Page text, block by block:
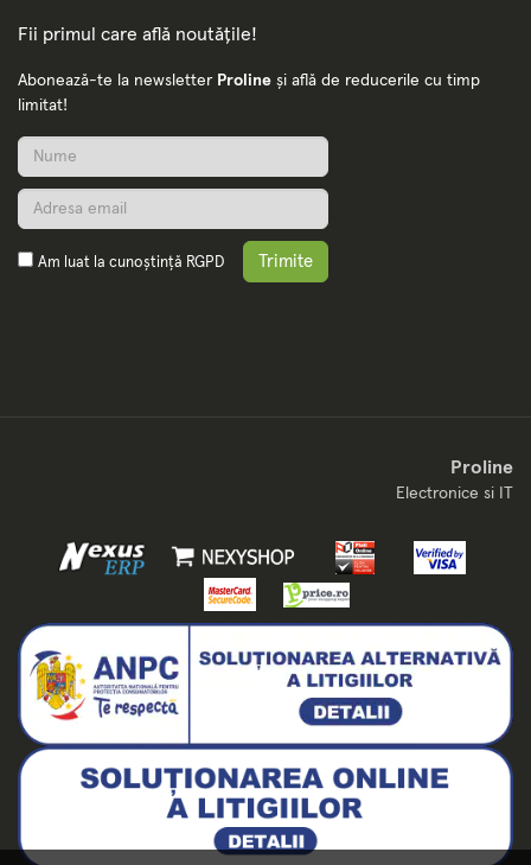
Fii primul care află noutățile!
Abonează-te la newsletter Proline și află de reducerile cu timp
limitat!
Am luat la cunoștință RGPD Trimite
Proline
Electronice si IT